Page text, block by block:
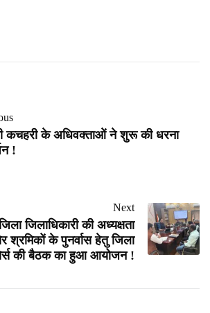
कचहरी के अधिवक्ताओं ने शुरू की धरना
!
Next
जिलाधिकारी की अध्यक्षता
श्रमिकों के पुनर्वास हेतु जिला
की बैठक का हुआ आयोजन !